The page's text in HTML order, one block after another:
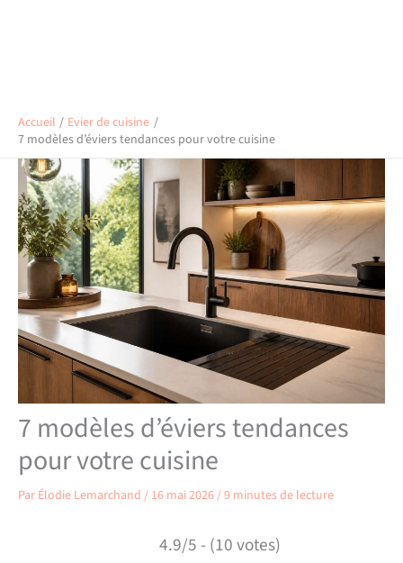
Accueil
Evier de cuisine
7 modèles d’éviers tendances pour votre cuisine
7 modèles d’éviers tendances
pour votre cuisine
Par Élodie Lemarchand / 16 mai 2026/9 minutes de lecture
4.9/5 - (10 votes)